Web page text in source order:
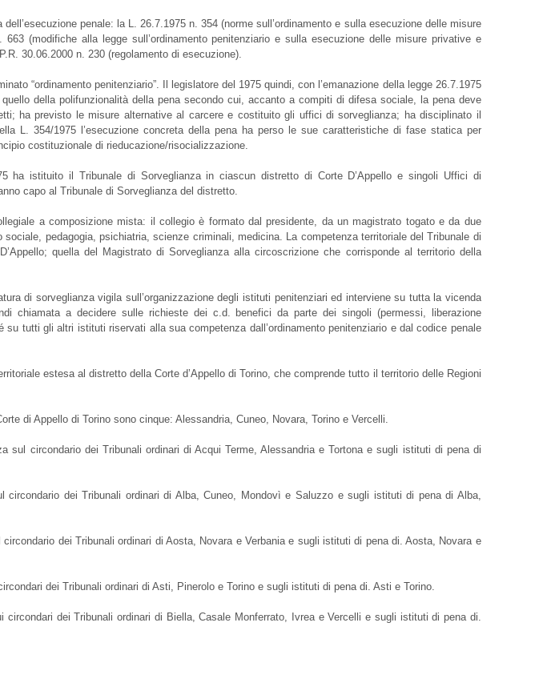
penale: la L. 26.7.1975 n. 354 (norme sull’ordinamento e sulla esecuzione delle misure
(modifiche alla legge sull’ordinamento penitenziario e sulla esecuzione delle misure privative e
30.06.2000 n. 230 (regolamento di esecuzione).
“ordinamento penitenziario”. Il legislatore del 1975 quindi, con l’emanazione della legge 26.7.1975
della polifunzionalità della pena secondo cui, accanto a compiti di difesa sociale, la pena deve
ha previsto le misure alternative al carcere e costituito gli uffici di sorveglianza; ha disciplinato il
L. 354/1975 l’esecuzione concreta della pena ha perso le sue caratteristiche di fase statica per
costituzionale di rieducazione/risocializzazione.
ha istituito il Tribunale di Sorveglianza in ciascun distretto di Corte D’Appello e singoli Uffici di
capo al Tribunale di Sorveglianza del distretto.
a composizione mista: il collegio è formato dal presidente, da un magistrato togato e da due
pedagogia, psichiatria, scienze criminali, medicina. La competenza territoriale del Tribunale di
quella del Magistrato di Sorveglianza alla circoscrizione che corrisponde al territorio della
di sorveglianza vigila sull’organizzazione degli istituti penitenziari ed interviene su tutta la vicenda
chiamata a decidere sulle richieste dei c.d. benefici da parte dei singoli (permessi, liberazione
tutti gli altri istituti riservati alla sua competenza dall’ordinamento penitenziario e dal codice penale
estesa al distretto della Corte d’Appello di Torino, che comprende tutto il territorio delle Regioni
di Appello di Torino sono cinque: Alessandria, Cuneo, Novara, Torino e Vercelli.
sul circondario dei Tribunali ordinari di Acqui Terme, Alessandria e Tortona e sugli istituti di pena di
circondario dei Tribunali ordinari di Alba, Cuneo, Mondovì e Saluzzo e sugli istituti di pena di Alba,
dei Tribunali ordinari di Aosta, Novara e Verbania e sugli istituti di pena di. Aosta, Novara e
dei Tribunali ordinari di Asti, Pinerolo e Torino e sugli istituti di pena di. Asti e Torino.
circondari dei Tribunali ordinari di Biella, Casale Monferrato, Ivrea e Vercelli e sugli istituti di pena di.